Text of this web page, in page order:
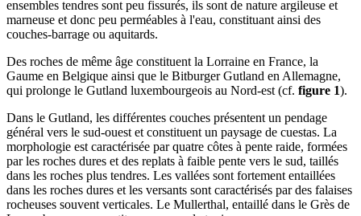
ensembles tendres sont peu fissurés, ils sont de nature argileuse et
marneuse et donc peu perméables à l'eau, constituant ainsi des
couches-barrage ou aquitards.
Des roches de même âge constituent la Lorraine en France, la
Gaume en Belgique ainsi que le Bitburger Gutland en Allemagne,
qui prolonge le Gutland luxembourgeois au Nord-est (cf. figure 1).
Dans le Gutland, les différentes couches présentent un pendage
général vers le sud-ouest et constituent un paysage de cuestas. La
morphologie est caractérisée par quatre côtes à pente raide, formées
par les roches dures et des replats à faible pente vers le sud, taillés
dans les roches plus tendres. Les vallées sont fortement entaillées
dans les roches dures et les versants sont caractérisés par des falaises
rocheuses souvent verticales. Le Mullerthal, entaillé dans le Grès de